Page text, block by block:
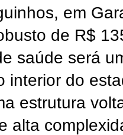
em
de R$
saúde será
interior do
estrutura
alta